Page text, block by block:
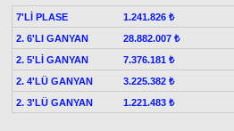
7'Lİ PLASE
1.241.826 ₺
2. 6'LI GANYAN
28.882.007 ₺
2. 5'Lİ GANYAN
7.376.181 ₺
2. 4'LÜ GANYAN
3.225.382 ₺
2. 3'LÜ GANYAN
1.221.483 ₺